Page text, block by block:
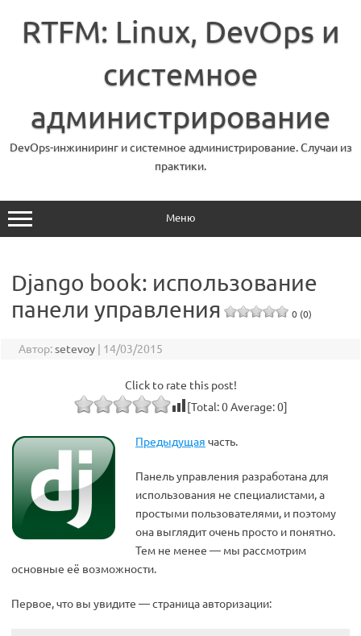
содержимому
RTFM: Linux, DevOps и
системное
администрирование
DevOps-инжиниринг и системное администрирование. Случаи из
практики.
Меню
Django book: использование
панели управления
0 (0)
Автор:setevoy | 14/03/2015
Click to rate this post!
[Total:0Average:0]
Предыдущая часть.
Панель управления разработана для
использования не специалистами, а
простыми пользователями, и поэтому
она выглядит очень просто и понятно.
Тем не менее — мы рассмотрим
основные её возможности.
Первое, что вы увидите — страница авторизации: